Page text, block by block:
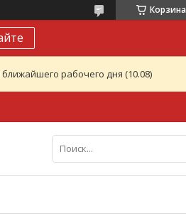
Корзина
рабочего дня (10.08)